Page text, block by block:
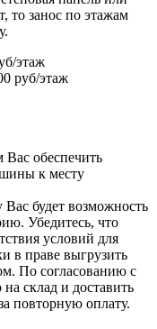
то занос по этажам
этаж
руб/этаж
Вас обеспечить
к месту
Вас будет возможность
Убедитесь, что
условий для
в праве выгрузить
По согласованию с
склад и доставить
повторную оплату.